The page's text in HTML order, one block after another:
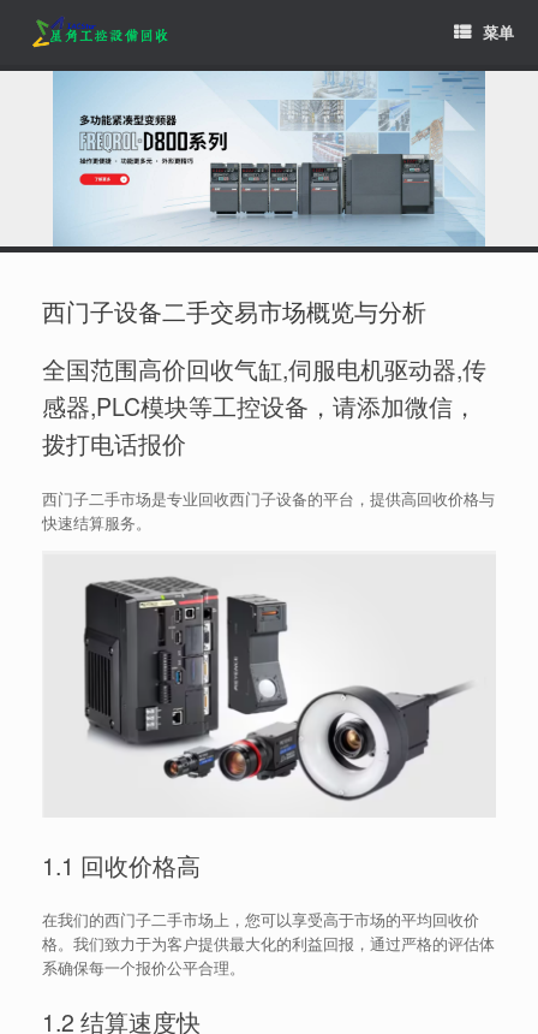
content
菜单
西门子设备二手交易市场概览与分析
全国范围高价回收气缸,伺服电机驱动器,传
感器,PLC模块等工控设备，请添加微信，
拨打电话报价
西门子二手市场是专业回收西门子设备的平台，提供高回收价格与
快速结算服务。
1.1 回收价格高
在我们的西门子二手市场上，您可以享受高于市场的平均回收价
格。我们致力于为客户提供最大化的利益回报，通过严格的评估体
系确保每一个报价公平合理。
1.2 结算速度快